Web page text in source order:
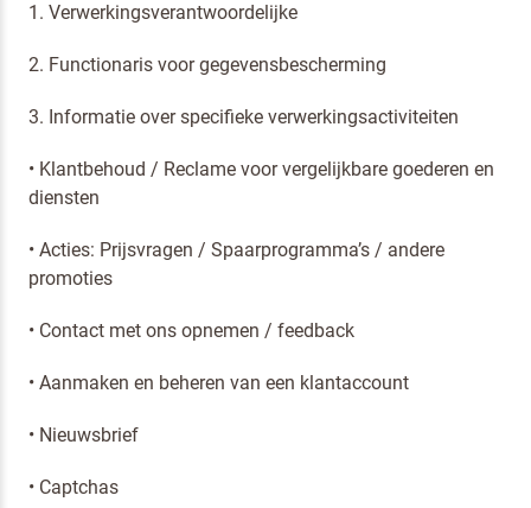
1. Verwerkingsverantwoordelijke
2. Functionaris voor gegevensbescherming
3. Informatie over specifieke verwerkingsactiviteiten
• Klantbehoud / Reclame voor vergelijkbare goederen en
diensten
• Acties: Prijsvragen / Spaarprogramma’s / andere
promoties
• Contact met ons opnemen / feedback
• Aanmaken en beheren van een klantaccount
• Nieuwsbrief
• Captchas